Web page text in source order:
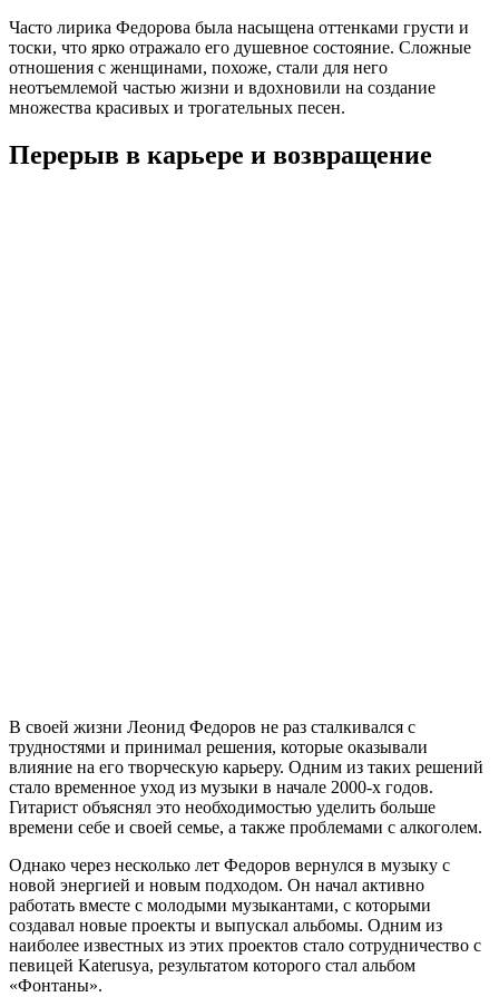
Часто лирика Федорова была насыщена оттенками грусти и
тоски, что ярко отражало его душевное состояние. Сложные
отношения с женщинами, похоже, стали для него
неотъемлемой частью жизни и вдохновили на создание
множества красивых и трогательных песен.
Перерыв в карьере и возвращение
В своей жизни Леонид Федоров не раз сталкивался с
трудностями и принимал решения, которые оказывали
влияние на его творческую карьеру. Одним из таких решений
стало временное уход из музыки в начале 2000-х годов.
Гитарист объяснял это необходимостью уделить больше
времени себе и своей семье, а также проблемами с алкоголем.
Однако через несколько лет Федоров вернулся в музыку с
новой энергией и новым подходом. Он начал активно
работать вместе с молодыми музыкантами, с которыми
создавал новые проекты и выпускал альбомы. Одним из
наиболее известных из этих проектов стало сотрудничество с
певицей Katerusya, результатом которого стал альбом
«Фонтаны».